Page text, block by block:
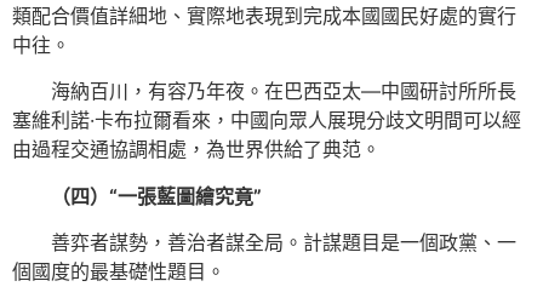
類配合價值詳細地、實際地表現到完成本國國民好處的實行
中往。
海納百川，有容乃年夜。在巴西亞太—中國研討所所長
塞維利諾·卡布拉爾看來，中國向眾人展現分歧文明間可以經
由過程交通協調相處，為世界供給了典范。
（四）“一張藍圖繪究竟”
善弈者謀勢，善治者謀全局。計謀題目是一個政黨、一
個國度的最基礎性題目。